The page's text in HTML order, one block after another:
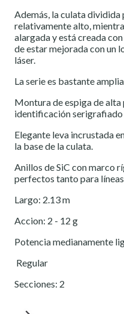
Además, la culata dividida
relativamente alto,
alargada y está creada
de estar mejorada con un
láser.
La serie es bastante
Montura de espiga de
identificación serigrafiado
Elegante leva incrustada
la base de la culata.
Anillos de SiC con marco
perfectos tanto para
Largo: 2.13 m
Accion: 2 - 12 g
Potencia medianamente
Regular
Secciones: 2